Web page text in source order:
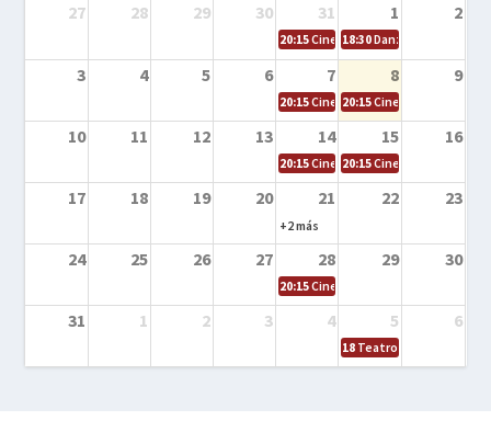
27
28 29 30 31 1 2
20:15Cine en la calle – Cómo
18:30Danza – Cita en el
3 4 5 6 7 8 9
20:15Cine en la calle – El niño y la
20:15Cine en la calle –
10 11 12 13 14 15 16
20:15Cine en la calle – Tortugas
20:15Cine en la calle –
17 18 19 20 21 22 23
+2 más
24 25 26 27 28 29 30
20:15Cine en el calle – Tintín y el
31 1 2 3 4 5 6
18 Teatro – Tres